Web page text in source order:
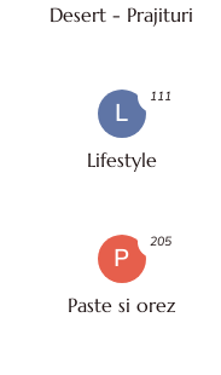
Desert - Prajituri
L
Lifestyle
111
P
Paste si orez
205